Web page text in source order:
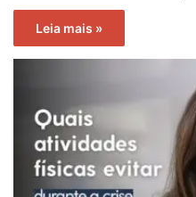
Leia mais »